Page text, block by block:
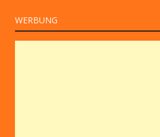
WERBUNG